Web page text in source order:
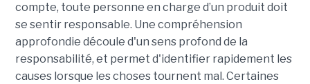
compte, toute personne en charge d’un produit doit
se sentir responsable. Une compréhension
approfondie découle d'un sens profond de la
responsabilité, et permet d'identifier rapidement les
causes lorsque les choses tournent mal. Certaines